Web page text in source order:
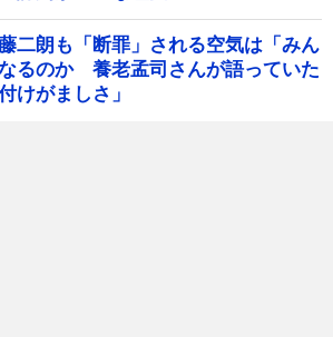
二朗も「断罪」される空気は「みん
るのか 養老孟司さんが語っていた
けがましさ」